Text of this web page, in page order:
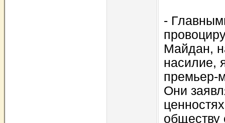
-
Майдан,
насилие,
премьер-
Они
обществу